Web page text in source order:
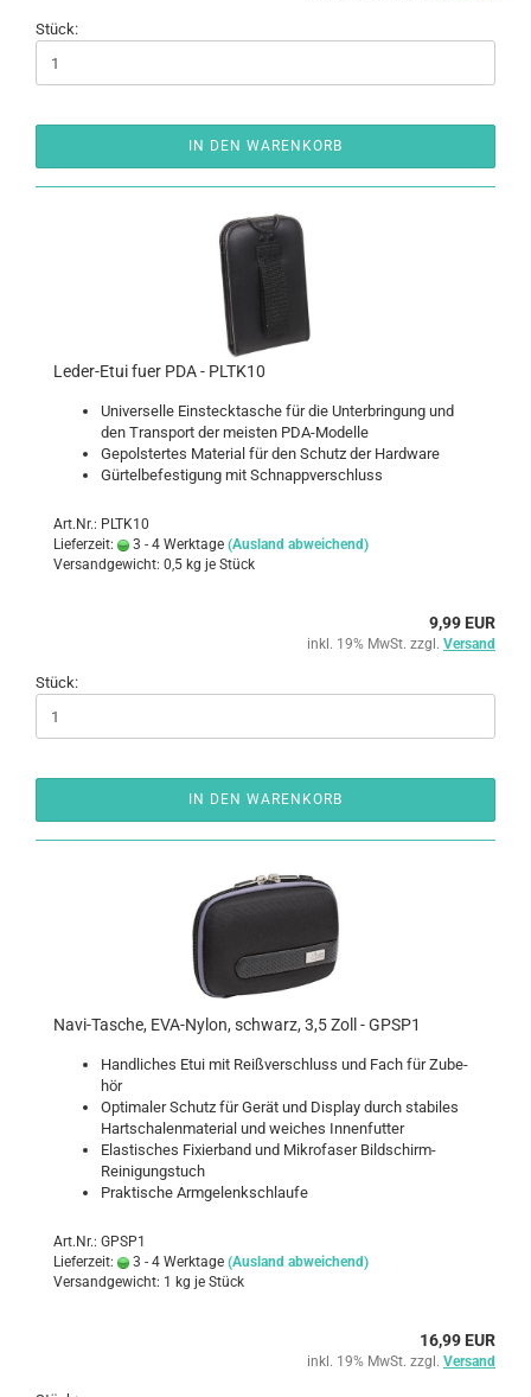
Stück:
IN DEN WARENKORB
Leder-​​Etui fuer PDA - PLTK10
Uni­ver­sel­le Ein­steck­ta­sche für die Un­ter­brin­gung und
den Trans­port der meis­ten PDA-​Modelle
Ge­pols­ter­tes Ma­te­ri­al für den Schutz der Hard­ware
Gür­tel­be­fes­ti­gung mit Schnapp­ver­schluss
Art.Nr.: PLTK10
Lieferzeit:
3 - 4 Werktage (Ausland abweichend)
Versandgewicht: 0,5 kg je Stück
9,99 EUR
inkl. 19% MwSt. zzgl. Versand
Stück:
IN DEN WARENKORB
Navi-​Ta­sche, EVA-​Nylon, schwarz, 3,5 Zoll - GPSP1
Hand­li­ches Etui mit Reiß­ver­schluss und Fach für Zu­be­
hör
Op­ti­ma­ler Schutz für Gerät und Dis­play durch sta­bi­les
Hart­scha­len­ma­te­ri­al und wei­ches In­nen­fut­ter
Elas­ti­sches Fi­xier­band und Mi­kro­fa­ser Bildschirm-​
Reinigungstuch
Prak­ti­sche Arm­ge­lenk­schlau­fe
Art.Nr.: GPSP1
Lieferzeit:
3 - 4 Werktage (Ausland abweichend)
Versandgewicht: 1 kg je Stück
16,99 EUR
inkl. 19% MwSt. zzgl. Versand